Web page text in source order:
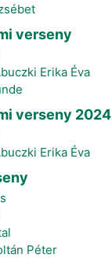
verseny
Erika Éva
verseny 2024
Erika Éva
Péter